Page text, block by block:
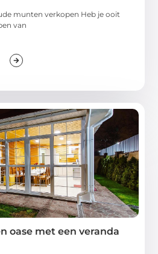
munten verkopen Heb je ooit
van
oase met een veranda